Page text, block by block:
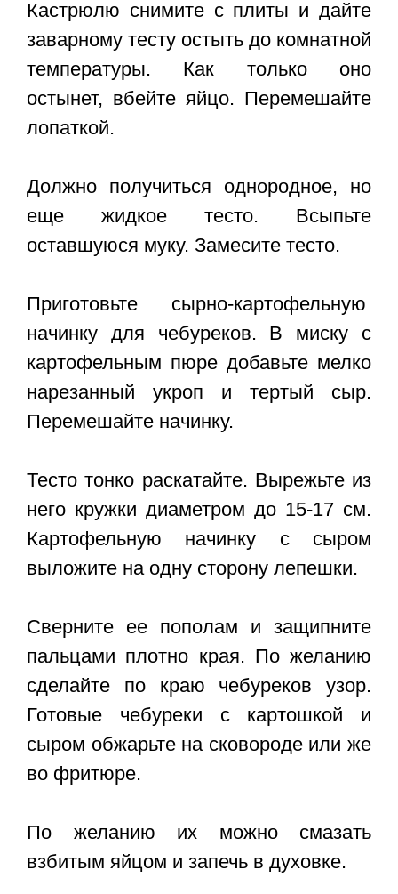
Кастрюлю снимите с плиты и дайте
заварному тесту остыть до комнатной
температуры. Как только оно
остынет, вбейте яйцо. Перемешайте
лопаткой.
Должно получиться однородное, но
еще жидкое тесто. Всыпьте
оставшуюся муку. Замесите тесто.
Приготовьте сырно-картофельную
начинку для чебуреков. В миску с
картофельным пюре добавьте мелко
нарезанный укроп и тертый сыр.
Перемешайте начинку.
Тесто тонко раскатайте. Вырежьте из
него кружки диаметром до 15-17 см.
Картофельную начинку с сыром
выложите на одну сторону лепешки.
Сверните ее пополам и защипните
пальцами плотно края. По желанию
сделайте по краю чебуреков узор.
Готовые чебуреки с картошкой и
сыром обжарьте на сковороде или же
во фритюре.
По желанию их можно смазать
взбитым яйцом и запечь в духовке.